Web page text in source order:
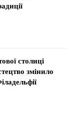
столиці
змінило